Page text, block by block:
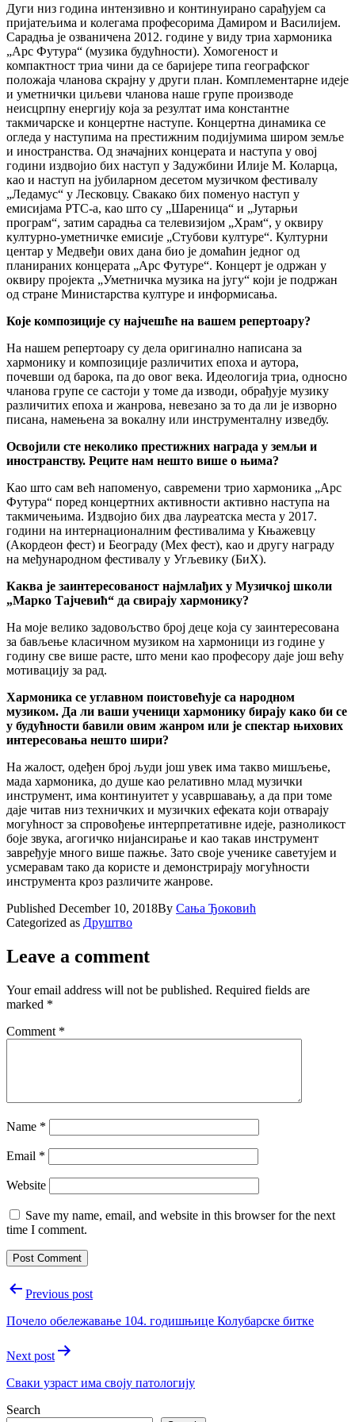
Дуги низ година интензивно и континуирано сарађујем са
пријатељима и колегама професорима Дамиром и Василијем.
Сарадња је озваничена 2012. године у виду триа хармоника
„Арс Футура“ (музика будућности). Хомогеност и
компактност триа чини да се баријере типа географског
положаја чланова скрајну у други план. Комплементарне идеје
и уметнички циљеви чланова наше групе производе
неисцрпну енергију која за резултат има константне
такмичарске и концертне наступе. Концертна динамика се
огледа у наступима на престижним подијумима широм земље
и иностранства. Од значајних концерата и наступа у овој
години издвојио бих наступ у Задужбини Илије М. Коларца,
као и наступ на јубиларном десетом музичком фестивалу
„Ледамус“ у Лесковцу. Свакако бих поменуо наступ у
емисијама РТС-а, као што су „Шареница“ и „Јутарњи
програм“, затим сарадња са телевизијом „Храм“, у оквиру
културно-уметничке емисије „Стубови културе“. Културни
центар у Медвеђи ових дана био је домаћин једног од
планираних концерата „Арс Футуре“. Концерт је одржан у
оквиру пројекта „Уметничка музика на југу“ који је подржан
од стране Министарства културе и информисања.
Које композиције су најчешће на вашем репертоару?
На нашем репертоару су дела оригинално написана за
хармонику и композиције различитих епоха и аутора,
почевши од барока, па до овог века. Идеологија триа, односно
чланова групе се састоји у томе да изводи, обрађује музику
различитих епоха и жанрова, невезано за то да ли је изворно
писана, намењена за вокалну или инструменталну изведбу.
Освојили сте неколико престижних награда у земљи и
иностранству. Реците нам нешто више о њима?
Као што сам већ напоменуо, савремени трио хармоника „Арс
Футура“ поред концертних активности активно наступа на
такмичењима. Издвојио бих два лауреатска места у 2017.
години на интернационалним фестивалима у Књажевцу
(Акордеон фест) и Београду (Мех фест), као и другу награду
на међународном фестивалу у Угљевику (БиХ).
Каква је заинтересованост најмлађих у Музичкој школи
„Марко Тајчевић“ да свирају хармонику?
На моје велико задовољство број деце која су заинтересована
за бављење класичном музиком на хармоници из године у
годину све више расте, што мени као професору даје још већу
мотивацију за рад.
Хармоника се углавном поистовећује са народном
музиком. Да ли ваши ученици хармонику бирају како би се
у будућности бавили овим жанром или је спектар њихових
интересовања нешто шири?
На жалост, одеђен број људи још увек има такво мишљење,
мада хармоника, до душе као релативно млад музички
инструмент, има континуитет у усавршавању, а да при томе
даје читав низ техничких и музичких ефеката који отварају
могућност за спровођење интерпретативне идеје, разноликост
боје звука, агогичко нијансирање и као такав инструмент
завређује много више пажње. Зато своје ученике саветујем и
усмеравам тако да користе и демонстрирају могућности
инструмента кроз различите жанрове.
Published December 10, 2018By Сања Ђоковић
Categorized as Друштво
Leave a comment
Your email address will not be published. Required fields are
marked *
Comment *
Name *
Email *
Website
Save my name, email, and website in this browser for the next
time I comment.
PostPrevious post
Почело обележавање 104. годишњице Колубарске битке
Next post
Сваки узраст има своју патологију
Search